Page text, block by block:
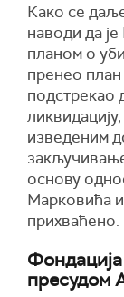
Како се
наводи да
планом о
пренео план
подстрекао
изведеним
основу
Марковића
прихваћено.
пресудом